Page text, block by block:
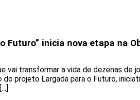
Futuro” inicia nova etapa na
vai transformar a vida de dezenas de
do projeto Largada para o Futuro,